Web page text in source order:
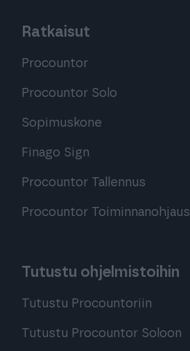
Ratkaisut
Procountor
Procountor Solo
Sopimuskone
Finago Sign
Procountor Tallennus
Procountor Toiminnanohjaus
Tutustu ohjelmistoihin
Tutustu Procountoriin
Tutustu Procountor Soloon